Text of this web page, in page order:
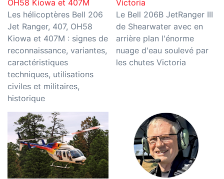
OH58 Kiowa et 407M
Les hélicoptères Bell 206
Jet Ranger, 407, OH58
Kiowa et 407M : signes de
reconnaissance, variantes,
caractéristiques
techniques, utilisations
civiles et militaires,
historique
Victoria
Le Bell 206B JetRanger III
de Shearwater avec en
arrière plan l'énorme
nuage d'eau soulevé par
les chutes Victoria